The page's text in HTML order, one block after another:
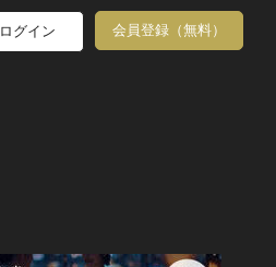
ログイン 会員登録（無料）